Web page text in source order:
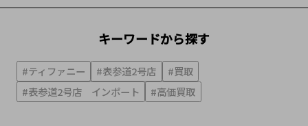
キーワードから探す
#ティファニー #表参道2号店
#買取
#表参道2号店 インポート
#高価買取